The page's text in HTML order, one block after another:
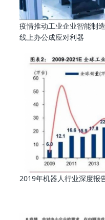
疫情推动工业企业智能制
线上办公成应对利器
2019年机器人行业深度报